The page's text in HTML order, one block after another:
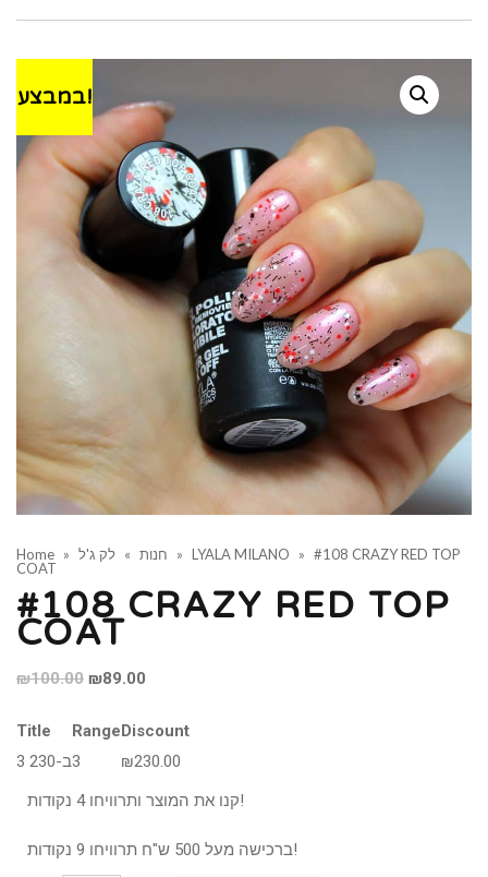
במבצע!
Home » חנות » לק ג'ל » LYALA MILANO » #108 CRAZY RED TOP
COAT
#108 CRAZY RED TOP
COAT
₪100.00 Original
was:
₪100.00.
₪89.00
is:
₪89.00.
Title RangeDiscount
3 ב-2303 ₪230.00
קנו את המוצר ותרוויחו 4 נקודות!
ברכישה מעל 500 ש"ח תרוויחו 9 נקודות!